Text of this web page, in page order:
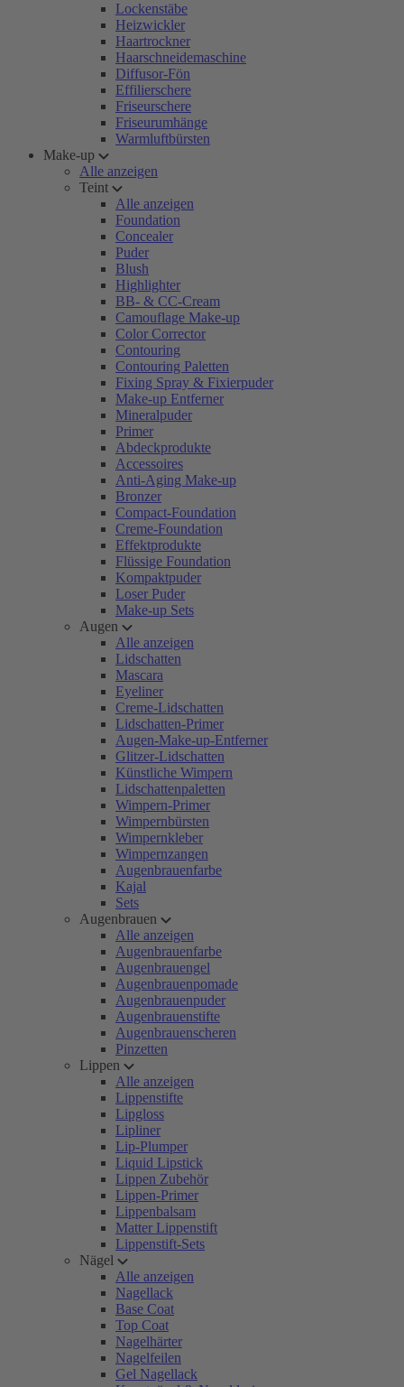
Lockenstäbe
Heizwickler
Haartrockner
Haarschneidemaschine
Diffusor-Fön
Effilierschere
Friseurschere
Friseurumhänge
Warmluftbürsten
Make-up
Alle anzeigen
Teint
Alle anzeigen
Foundation
Concealer
Puder
Blush
Highlighter
BB- & CC-Cream
Camouflage Make-up
Color Corrector
Contouring
Contouring Paletten
Fixing Spray & Fixierpuder
Make-up Entferner
Mineralpuder
Primer
Abdeckprodukte
Accessoires
Anti-Aging Make-up
Bronzer
Compact-Foundation
Creme-Foundation
Effektprodukte
Flüssige Foundation
Kompaktpuder
Loser Puder
Make-up Sets
Augen
Alle anzeigen
Lidschatten
Mascara
Eyeliner
Creme-Lidschatten
Lidschatten-Primer
Augen-Make-up-Entferner
Glitzer-Lidschatten
Künstliche Wimpern
Lidschattenpaletten
Wimpern-Primer
Wimpernbürsten
Wimpernkleber
Wimpernzangen
Augenbrauenfarbe
Kajal
Sets
Augenbrauen
Alle anzeigen
Augenbrauenfarbe
Augenbrauengel
Augenbrauenpomade
Augenbrauenpuder
Augenbrauenstifte
Augenbrauenscheren
Pinzetten
Lippen
Alle anzeigen
Lippenstifte
Lipgloss
Lipliner
Lip-Plumper
Liquid Lipstick
Lippen Zubehör
Lippen-Primer
Lippenbalsam
Matter Lippenstift
Lippenstift-Sets
Nägel
Alle anzeigen
Nagellack
Base Coat
Top Coat
Nagelhärter
Nagelfeilen
Gel Nagellack